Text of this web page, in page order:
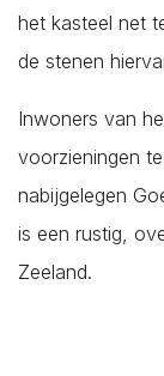
het kasteel net
de stenen
Inwoners van
voorzieningen
nabijgelegen
is een rustig,
Zeeland.
Gapinge
Goes
's-
Grijpskerke
Hansweert
's-Heer